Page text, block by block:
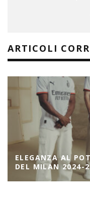
ARTICOLI
ELEGANZA AL
DEL MILAN 2024-